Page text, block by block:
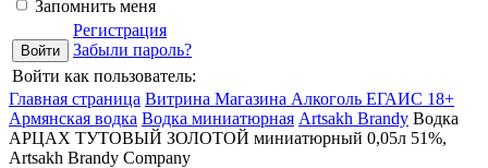
Запомнить меня
Регистрация
Забыли пароль?
Войти как пользователь:
Главная страница Витрина Магазина Алкоголь ЕГАИС 18+
Армянская водка Водка миниатюрная Artsakh Brandy Водка
АРЦАХ ТУТОВЫЙ ЗОЛОТОЙ миниатюрный 0,05л 51%,
Artsakh Brandy Company